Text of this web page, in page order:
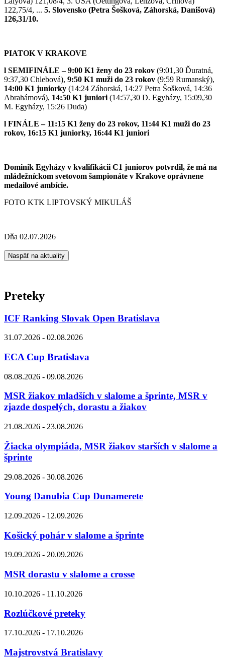
122,75/4, ... 5. Slovensko (Petra Šošková, Záhorská, Danišová)
126,31/10.
PIATOK V KRAKOVE
l SEMIFINÁLE – 9:00 K1 ženy do 23 rokov (9:01,30 Ďuratná,
9:37,30 Chlebová), 9:50 K1 muži do 23 rokov (9:59 Rumanský),
14:00 K1 juniorky (14:24 Záhorská, 14:27 Petra Šošková, 14:36
Abrahámová), 14:50 K1 juniori (14:57,30 D. Egyházy, 15:09,30
M. Egyházy, 15:26 Duda)
l FINÁLE – 11:15 K1 ženy do 23 rokov, 11:44 K1 muži do 23
rokov, 16:15 K1 juniorky, 16:44 K1 juniori
Dominik Egyházy v kvalifikácii C1 juniorov potvrdil, že má na
mládežníckom svetovom šampionáte v Krakove oprávnene
medailové ambície.
FOTO KTK LIPTOVSKÝ MIKULÁŠ
Dňa 02.07.2026
Naspäť na aktuality
Preteky
ICF Ranking Slovak Open Bratislava
31.07.2026 - 02.08.2026
ECA Cup Bratislava
08.08.2026 - 09.08.2026
MSR žiakov mladších v slalome a šprinte, MSR v
zjazde dospelých, dorastu a žiakov
21.08.2026 - 23.08.2026
Žiacka olympiáda, MSR žiakov starších v slalome a
šprinte
29.08.2026 - 30.08.2026
Young Danubia Cup Dunamerete
12.09.2026 - 12.09.2026
Košický pohár v slalome a šprinte
19.09.2026 - 20.09.2026
MSR dorastu v slalome a crosse
10.10.2026 - 11.10.2026
Rozlúčkové preteky
17.10.2026 - 17.10.2026
Majstrovstvá Bratislavy